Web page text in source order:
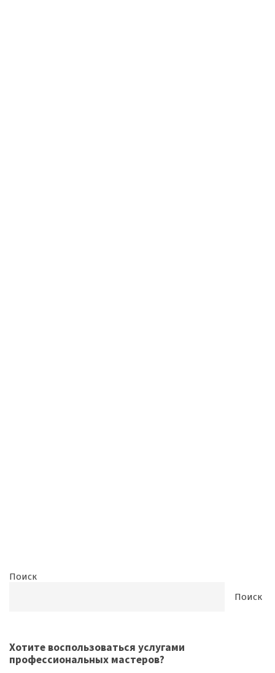
Поиск
Поиск
Хотите воспользоваться услугами
профессиональных мастеров?